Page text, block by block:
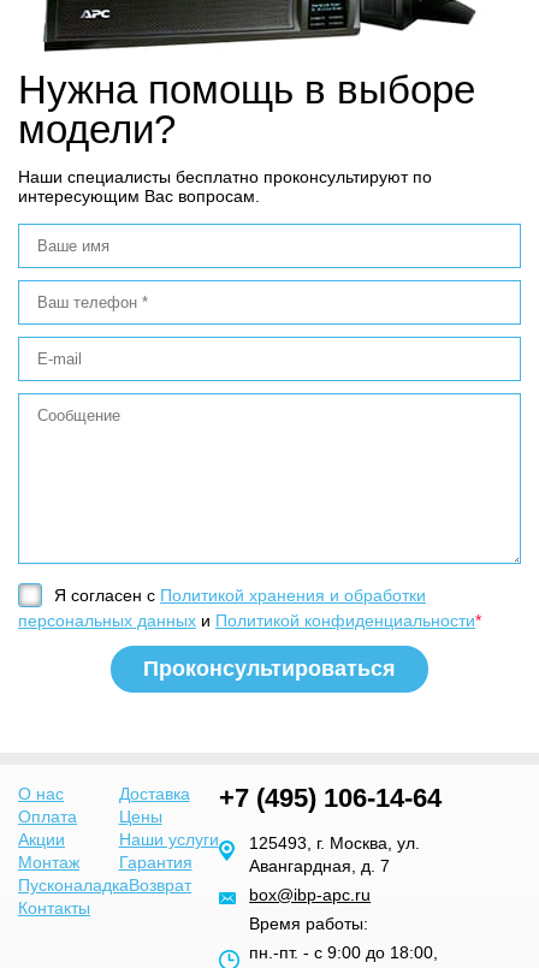
Нужна помощь в выборе
модели?
Наши специалисты бесплатно проконсультируют по
интересующим Вас вопросам.
Я согласен с Политикой хранения и обработки
персональных данных и Политикой конфиденциальности*
О нас
Доставка
Оплата
Цены
Акции
Наши услуги
Монтаж
Гарантия
ПусконаладкаВозврат
Контакты
+7 (495) 106-14-64
125493, г. Москва, ул.
Авангардная, д. 7
box@ibp-apc.ru
Время работы:
пн.-пт. - с 9:00 до 18:00,